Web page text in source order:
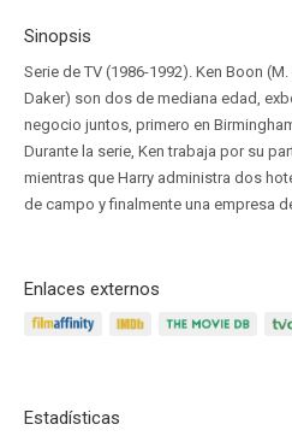
Sinopsis
Serie de TV (1986-1992). Ken Boon
Daker) son dos de mediana edad,
negocio juntos, primero en
Durante la serie, Ken trabaja por su
mientras que Harry administra dos
de campo y finalmente una empresa
Enlaces externos
Estadísticas